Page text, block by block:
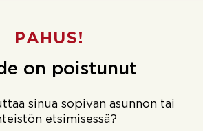
PAHUS!
on poistunut
sinua sopivan asunnon tai
etsimisessä?